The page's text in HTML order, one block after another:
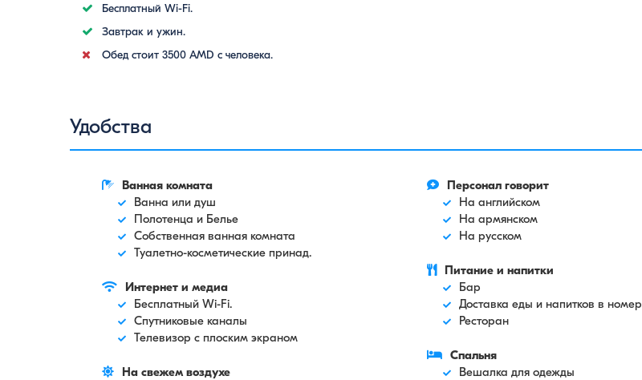
Бесплатный Wi-Fi.
Завтрак и ужин.
Обед стоит 3500 AMD с человека.
Удобства
Ванная комната
Ванна или душ
Полотенца и Белье
Собственная ванная комната
Туалетно-косметические принад.
Интернет и медиа
Бесплатный Wi-Fi.
Спутниковые каналы
Телевизор с плоским экраном
На свежем воздухе
Персонал говорит
На английском
На армянском
На русском
Питание и напитки
Бар
Доставка еды и напитков в номер
Ресторан
Спальня
Вешалка для одежды